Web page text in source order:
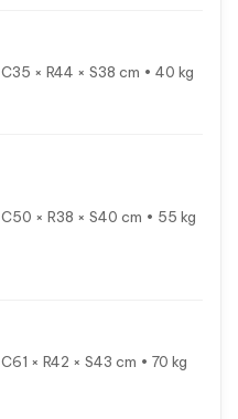
C35 × R44 × S38 cm • 40 kg
C50 × R38 × S40 cm • 55 kg
C61 × R42 × S43 cm • 70 kg